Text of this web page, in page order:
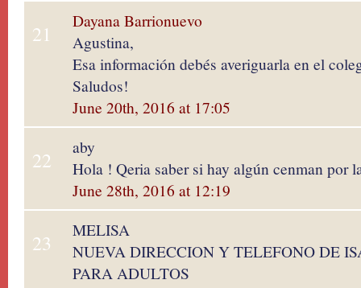
21
Dayana Barrionuevo
Agustina,
Esa información debés averiguarla en el
Saludos!
June 20th, 2016 at 17:05
22
aby
Hola ! Qeria saber si hay algún cenman por
June 28th, 2016 at 12:19
23
MELISA
NUEVA DIRECCION Y TELEFONO DE
PARA ADULTOS